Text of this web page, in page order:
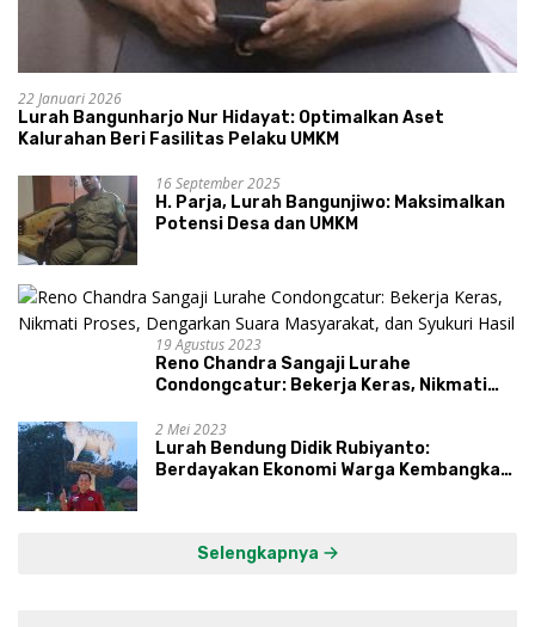
22 Januari 2026
Lurah Bangunharjo Nur Hidayat: Optimalkan Aset
Kalurahan Beri Fasilitas Pelaku UMKM
16 September 2025
H. Parja, Lurah Bangunjiwo: Maksimalkan
Potensi Desa dan UMKM
19 Agustus 2023
Reno Chandra Sangaji Lurahe
Condongcatur: Bekerja Keras, Nikmati
dan Syukuri Hasil
2 Mei 2023
Lurah Bendung Didik Rubiyanto:
Berdayakan Ekonomi Warga Kembangkan
Selengkapnya